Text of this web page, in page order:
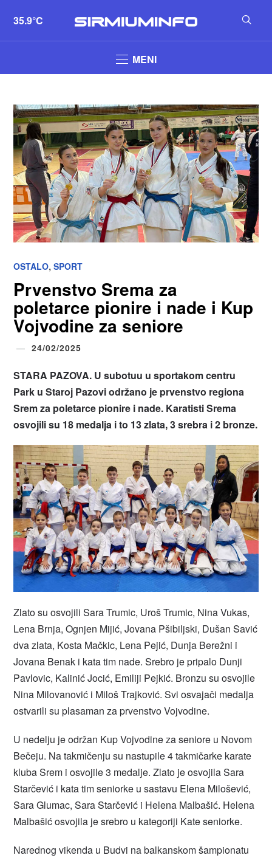
35.9°C
MENI
OSTALO,SPORT
Prvenstvo Srema za
poletarce pionire i nade i Kup
Vojvodine za seniore
24/02/2025
STARA PAZOVA. U subotuu u sportakom centru
Park u Staroj Pazovi održano je prvenstvo regiona
Srem za poletarce pionire i nade. Karatisti Srema
osvojili su 18 medalja i to 13 zlata, 3 srebra i 2 bronze.
Zlato su osvojili Sara Trumic, Uroš Trumic, Nina Vukas,
Lena Brnja, Ognjen Mijić, Jovana Pšibiljski, Dušan Savić
dva zlata, Kosta Mačkic, Lena Pejić, Dunja Berežni i
Jovana Benak i kata tim nade. Srebro je pripalo Dunji
Pavlovic, Kalinić Jocić, Emiliji Pejkić. Bronzu su osvojile
Nina Milovanović i Miloš Trajković. Svi osvajači medalja
ostvarili su plasaman za prvenstvo Vojvodine.
U nedelju je održan Kup Vojvodine za seniore u Novom
Bečeju. Na takmičenju su nastupile 4 takmičarke karate
kluba Srem i osvojile 3 medalje. Zlato je osvojila Sara
Starčević i kata tim seniorke u sastavu Elena Milošević,
Sara Glumac, Sara Starčević i Helena Malbašić. Helena
Malbašić osvojila je srebro u kategoriji Kate seniorke.
Narednog vikenda u Budvi na balkanskom šampionatu